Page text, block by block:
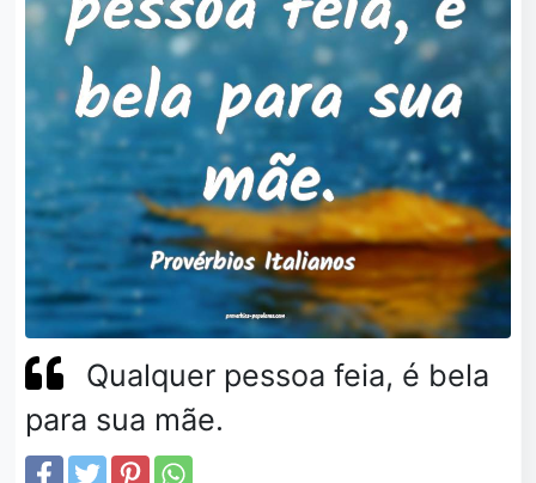
Qualquer pessoa feia, é bela
para sua mãe.